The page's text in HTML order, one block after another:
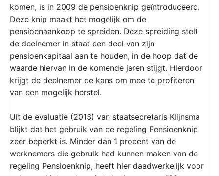
komen, is in 2009 de pensioenknip geïntroduceerd.
Deze knip maakt het mogelijk om de
pensioenaankoop te spreiden. Deze spreiding stelt
de deelnemer in staat een deel van zijn
pensioenkapitaal aan te houden, in de hoop dat de
waarde hiervan in de komende jaren stijgt. Hierdoor
krijgt de deelnemer de kans om mee te profiteren
van een mogelijk herstel.
Uit de evaluatie (2013) van staatsecretaris Klijnsma
blijkt dat het gebruik van de regeling Pensioenknip
zeer beperkt is. Minder dan 1 procent van de
werknemers die gebruik had kunnen maken van de
regeling Pensioenknip, heeft hier daadwerkelijk voor